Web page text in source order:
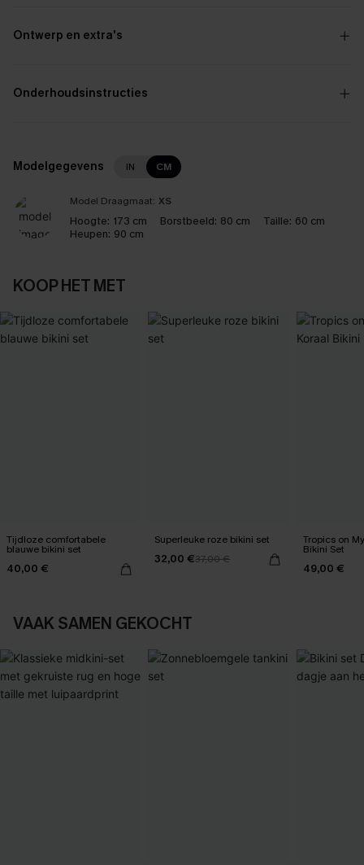
Ontwerp en extra's
Onderhoudsinstructies
Modelgegevens IN CM
Model Draagmaat: XS
Hoogte: 173 cm Borstbeeld: 80 cm Taille: 60 cm
Heupen: 90 cm
KOOP HET MET
Tijdloze comfortabele
blauwe bikini set
40,00 €
Superleuke roze bikini set
32,00 €37,00 €
Tropics on
Bikini Set
49,00 €
VAAK SAMEN GEKOCHT